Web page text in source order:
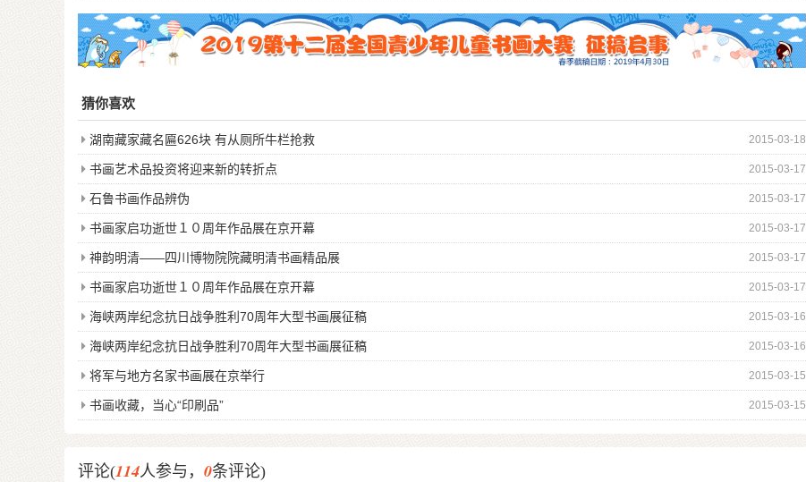
猜你喜欢
2015-03-18
湖南藏家藏名匾626块 有从厕所牛栏抢救
2015-03-17
书画艺术品投资将迎来新的转折点
2015-03-17
石鲁书画作品辨伪
2015-03-17
书画家启功逝世１０周年作品展在京开幕
2015-03-17
神韵明清——四川博物院院藏明清书画精品展
2015-03-17
书画家启功逝世１０周年作品展在京开幕
2015-03-16
海峡两岸纪念抗日战争胜利70周年大型书画展征稿
2015-03-16
海峡两岸纪念抗日战争胜利70周年大型书画展征稿
2015-03-15
将军与地方名家书画展在京举行
2015-03-15
书画收藏，当心“印刷品”
评论(114人参与， 0条评论)